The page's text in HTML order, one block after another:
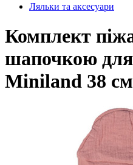
Ляльки та аксесуари
Комплект
шапочкою
Miniland 38 см